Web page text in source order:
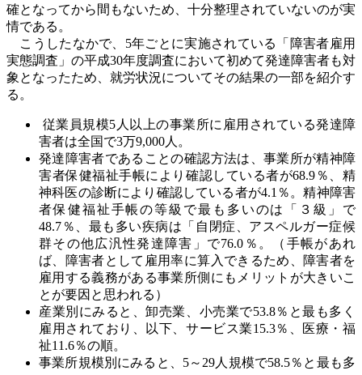
確となってから間もないため、十分整理されていないのが実
情である。
こうしたなかで、 5年ごとに実施されている「障害者雇用
実態調査」の平成30年度調査において初めて発達障害者も対
象となったため、就労状況についてその結果の一部を紹介す
る。
従業員規模5人以上の事業所に雇用されている発達障
害者は全国で3万9,000人。
発達障害者であることの確認方法は、事業所が精神障
害者保健福祉手帳により確認している者が68.9％、精
神科医の診断により確認している者が4.1％。精神障害
者保健福祉手帳の等級で最も多いのは「３級」で
48.7％、最も多い疾病は「自閉症、アスペルガー症候
群その他広汎性発達障害」で76.0％。（手帳があれ
ば、障害者として雇用率に算入できるため、障害者を
雇用する義務がある事業所側にもメリットが大きいこ
とが要因と思われる）
産業別にみると、卸売業、小売業で53.8％と最も多く
雇用されており、以下、サービス業15.3％、医療・福
祉11.6％の順。
事業所規模別にみると、5～29人規模で58.5％と最も多